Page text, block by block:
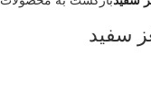
سفید